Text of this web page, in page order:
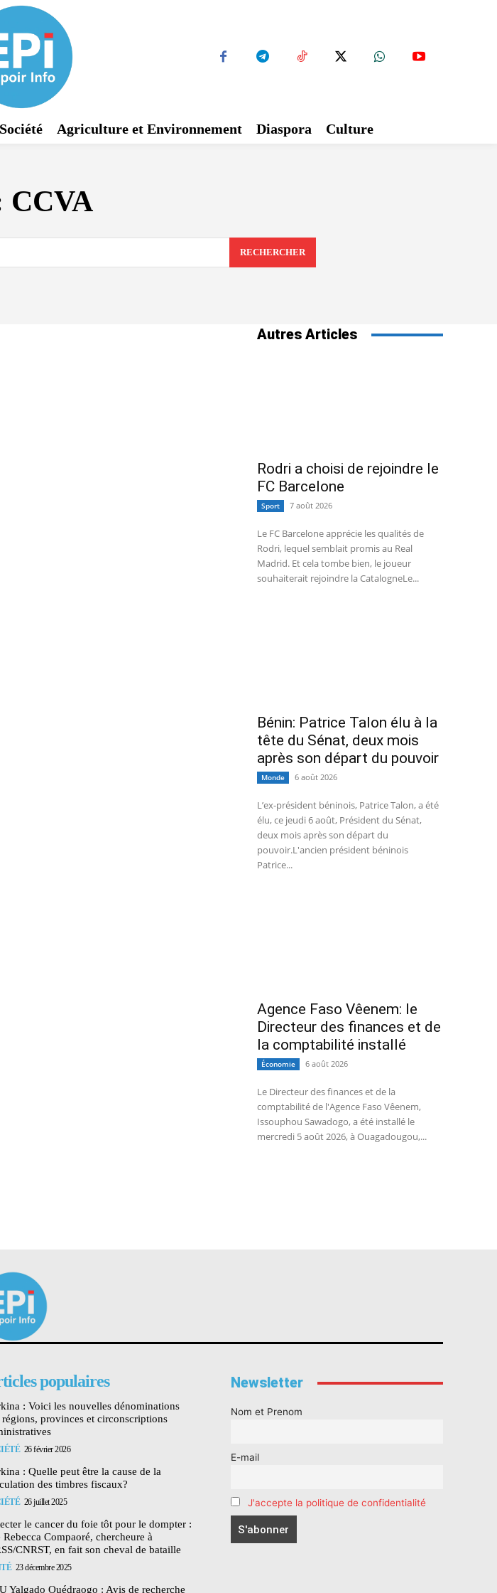
Société Agriculture et Environnement Diaspora Culture
CCVA
RECHERCHER
Autres Articles
Rodri a choisi de rejoindre le
FC Barcelone
Sport 7 août 2026
Le FC Barcelone apprécie les qualités de
Rodri, lequel semblait promis au Real
Madrid. Et cela tombe bien, le joueur
souhaiterait rejoindre la CatalogneLe...
Bénin: Patrice Talon élu à la
tête du Sénat, deux mois
après son départ du pouvoir
Monde 6 août 2026
L’ex-président béninois, Patrice Talon, a été
élu, ce jeudi 6 août, Président du Sénat,
deux mois après son départ du
pouvoir.L'ancien président béninois
Patrice...
Agence Faso Vêenem: le
Directeur des finances et de
la comptabilité installé
Économie 6 août 2026
Le Directeur des finances et de la
comptabilité de l'Agence Faso Vêenem,
Issouphou Sawadogo, a été installé le
mercredi 5 août 2026, à Ouagadougou,...
populaires
: Voici les nouvelles dénominations
régions, provinces et circonscriptions
26 février 2026
: Quelle peut être la cause de la
des timbres fiscaux?
26 juillet 2025
le cancer du foie tôt pour le dompter :
Rebecca Compaoré, chercheure à
CNRST, en fait son cheval de bataille
23 décembre 2025
Yalgado Ouédraogo : Avis de recherche
Newsletter
Nom et Prenom
E-mail
J'accepte la politique de confidentialité